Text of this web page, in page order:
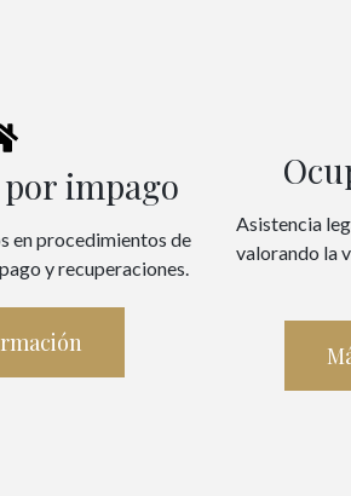
impago
en procedimientos de
y recuperaciones.
Asistencia
valorando la